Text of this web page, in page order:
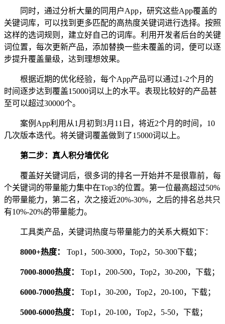
同时，通过分析大量的同用户App，研究这些App覆盖的
关键词库，可以找到更多匹配的高热度关键词进行选择。按照
这样的选词规则，建立好自己的词库。利用开发者后台的关键
词位置，每次更新产品，添加替换一些未覆盖的词，便可以逐
步提升覆盖量级，达到理想效果。
根据近期的优化经验，每个App产品可以通过1-2个月的
时间逐步达到覆盖15000词以上的水平。表现比较好的产品甚
至可以超过30000个。
案例App利用从1月初到3月11日，将近2个月的时间，10
几次版本迭代。将关键词覆盖做到了15000词以上。
第二步：真人积分墙优化
覆盖好关键词后，很多词的排名一开始并不是很靠前，每
个关键词的带量能力集中在Top3的位置。第一位最高超过50%
的带量能力，第二名，次之接近20%-30%，之后的排名总共只
有10%-20%的带量能力。
工具类产品，关键词热度与带量能力的关系大概如下：
8000+热度： Top1，500-3000，Top2，50-300下载；
7000-8000热度： Top1，200-500，Top2，30-200，下载；
6000-7000热度： Top1，30-200，Top2，20-100，下载；
5000-6000热度： Top1，20-100，Top2，5-50，下载；